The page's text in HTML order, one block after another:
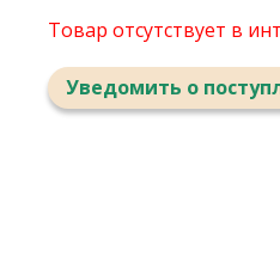
Товар отсутствует в
Уведомить о